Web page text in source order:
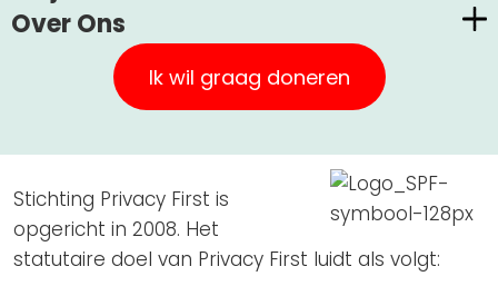
Nederlandse Privacy Awards
Claimstichting CUIC
PrivacyWijzer
Privacy Coalitie
PSD2-me-niet
SpecifiekeToestemming.nl
Over Ons
Privacy First
Onze Successen
Kom in actie
Nieuwsbrieven
Contact
Ik wil graag doneren
Artikel Uncategorized 29 augustus, 2009
Stichting Privacy First is
opgericht in 2008. Het
statutaire doel van Privacy First luidt als volgt: